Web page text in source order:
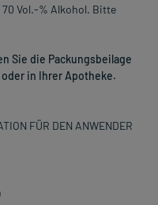
Vol.-% Alkohol. Bitte
Sie die Packungsbeilage
in Ihrer Apotheke.
FÜR DEN ANWENDER